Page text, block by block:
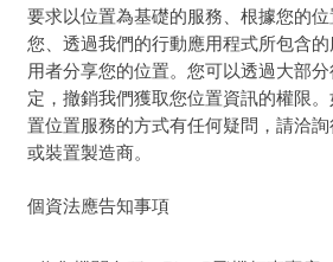
要求以位置為基礎的服務、根據您的
您、透過我們的行動應用程式所包含
用者分享您的位置。您可以透過大部
定，撤銷我們獲取您位置資訊的權限
置位置服務的方式有任何疑問，請洽
或裝置製造商。
個資法應告知事項